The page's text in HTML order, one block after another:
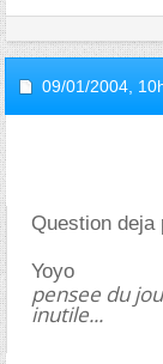
09/01/2004,
Question deja
Yoyo
pensee du
inutile...